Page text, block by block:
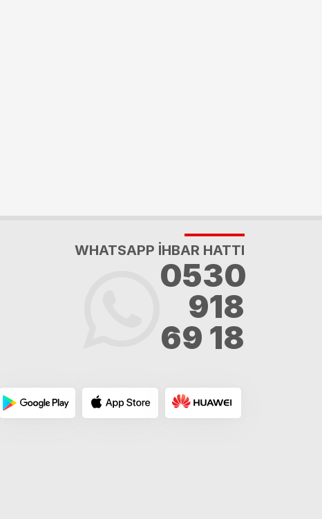
WHATSAPP İHBAR HATTI
0530
918
69 18